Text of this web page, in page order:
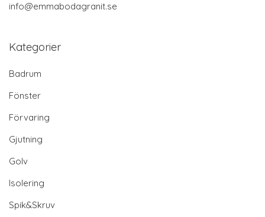
info@emmabodagranit.se
Kategorier
Badrum
Fönster
Förvaring
Gjutning
Golv
Isolering
Spik&Skruv